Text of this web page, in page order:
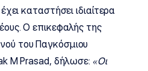
καταστήσει ιδιαίτερα
Ο επικεφαλής της
του Παγκόσμιου
M Prasad, δήλωσε: «Οι